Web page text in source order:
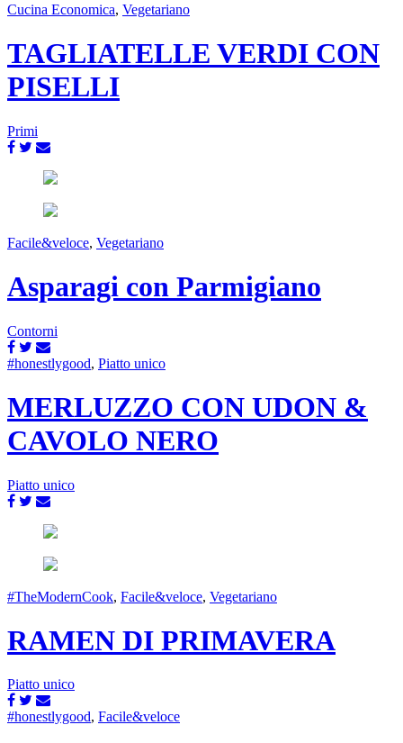
Cucina Economica, Vegetariano
TAGLIATELLE VERDI CON
PISELLI
Primi
Facile&veloce, Vegetariano
Asparagi con Parmigiano
Contorni
#honestlygood, Piatto unico
MERLUZZO CON UDON &
CAVOLO NERO
Piatto unico
#TheModernCook, Facile&veloce, Vegetariano
RAMEN DI PRIMAVERA
Piatto unico
#honestlygood, Facile&veloce